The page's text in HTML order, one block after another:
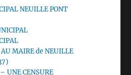
NEUILLE PONT
MAIRE de NEUILLE
UNE CENSURE